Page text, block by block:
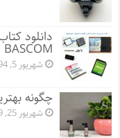
BASCOM
شهریور 5, 1394
چگونه
شهریور 25, 1399